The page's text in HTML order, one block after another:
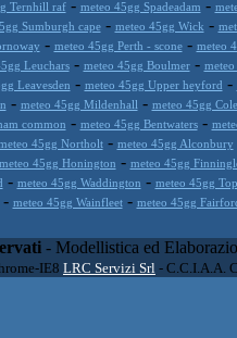
Ternhill raf- meteo 45gg Spadeadam -
Sumburgh cape- meteo 45gg Wick -
- meteo 45gg Perth - scone- meteo
Leuchars- meteo 45gg Boulmer-
Leavesden - meteo 45gg Upper heyford -
- meteo 45gg Mildenhall - meteo 45gg
common - meteo 45gg Bentwaters-
45gg Northolt- meteo 45gg Alconbury
meteo 45gg Honington - meteo 45gg
- meteo 45gg Waddington - meteo 45gg
meteo 45gg Wainfleet- meteo 45gg
- Modellistica ed
IE8 LRC Servizi Srl - C.C.I.A.A.